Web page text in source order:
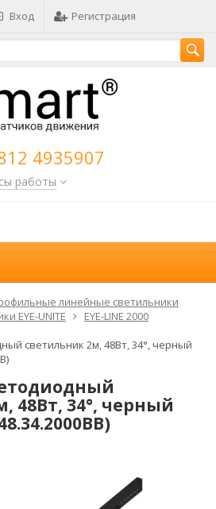
Вход Регистрация
4935907
работы
линейные светильники
EYE-UNITE
EYE-LINE 2000
светильник 2м, 48Вт, 34°, черный
48Вт, 34°, черный